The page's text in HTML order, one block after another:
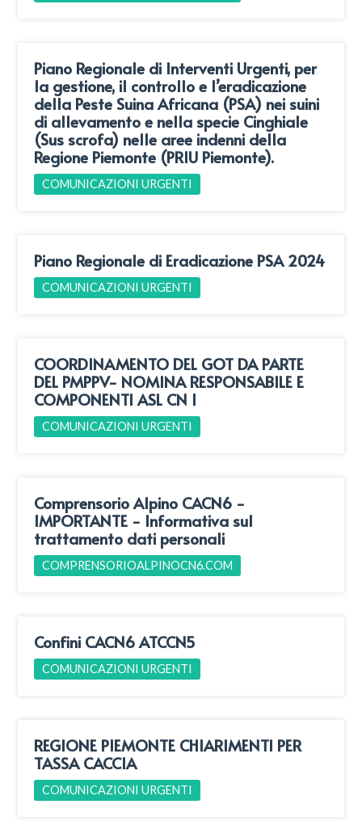
Piano Regionale di Interventi Urgenti, per
la gestione, il controllo e l’eradicazione
della Peste Suina Africana (PSA) nei suini
di allevamento e nella specie Cinghiale
(Sus scrofa) nelle aree indenni della
Regione Piemonte (PRIU Piemonte).
COMUNICAZIONI URGENTI
Piano Regionale di Eradicazione PSA 2024
COMUNICAZIONI URGENTI
COORDINAMENTO DEL GOT DA PARTE
DEL PMPPV- NOMINA RESPONSABILE E
COMPONENTI ASL CN 1
COMUNICAZIONI URGENTI
Comprensorio Alpino CACN6 -
IMPORTANTE - Informativa sul
trattamento dati personali
COMPRENSORIOALPINOCN6.COM
Confini CACN6 ATCCN5
COMUNICAZIONI URGENTI
REGIONE PIEMONTE CHIARIMENTI PER
TASSA CACCIA
COMUNICAZIONI URGENTI